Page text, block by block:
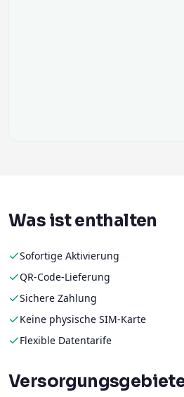
Was ist enthalten
Sofortige Aktivierung
QR-Code-Lieferung
Sichere Zahlung
Keine physische SIM-Karte
Flexible Datentarife